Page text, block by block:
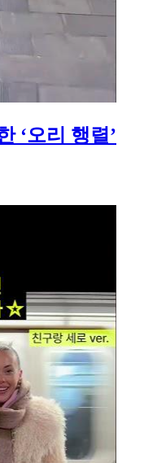
‘오리 행렬’